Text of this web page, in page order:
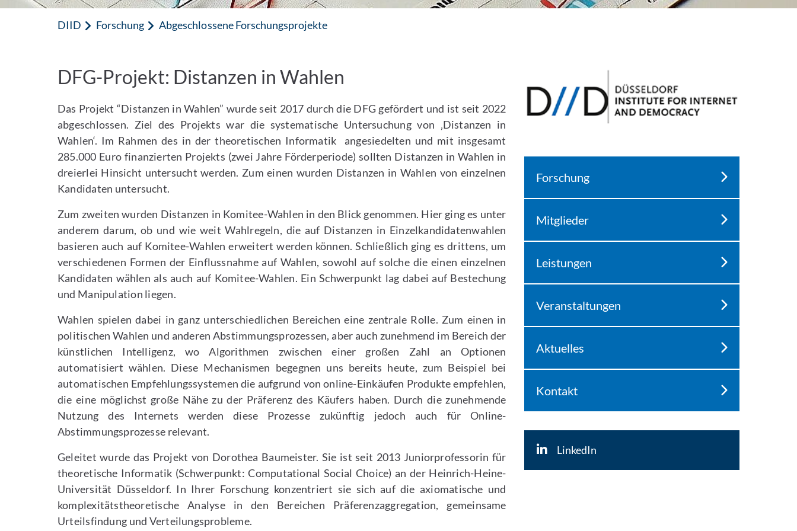
DIID Forschung Abgeschlossene Forschungsprojekte
DFG-Projekt: Distanzen in Wahlen
Das Projekt “Distanzen in Wahlen” wurde seit 2017 durch die DFG gefördert und ist seit 2022
abgeschlossen. Ziel des Projekts war die systematische Untersuchung von ‚Distanzen in
Wahlen‘. Im Rahmen des in der theoretischen Informatik angesiedelten und mit insgesamt
285.000 Euro finanzierten Projekts (zwei Jahre Förderperiode) sollten Distanzen in Wahlen in
dreierlei Hinsicht untersucht werden. Zum einen wurden Distanzen in Wahlen von einzelnen
Kandidaten untersucht.
Zum zweiten wurden Distanzen in Komitee-Wahlen in den Blick genommen. Hier ging es unter
anderem darum, ob und wie weit Wahlregeln, die auf Distanzen in Einzelkandidatenwahlen
basieren auch auf Komitee-Wahlen erweitert werden können. Schließlich ging es drittens, um
verschiedenen Formen der Einflussnahme auf Wahlen, sowohl auf solche die einen einzelnen
Kandidaten wählen als auch auf Komitee-Wahlen. Ein Schwerpunkt lag dabei auf Bestechung
und Manipulation liegen.
Wahlen spielen dabei in ganz unterschiedlichen Bereichen eine zentrale Rolle. Zum einen in
politischen Wahlen und anderen Abstimmungsprozessen, aber auch zunehmend im Bereich der
künstlichen Intelligenz, wo Algorithmen zwischen einer großen Zahl an Optionen
automatisiert wählen. Diese Mechanismen begegnen uns bereits heute, zum Beispiel bei
automatischen Empfehlungssystemen die aufgrund von online-Einkäufen Produkte empfehlen,
die eine möglichst große Nähe zu der Präferenz des Käufers haben. Durch die zunehmende
Nutzung des Internets werden diese Prozesse zukünftig jedoch auch für Online-
Abstimmungsprozesse relevant.
Geleitet wurde das Projekt von Dorothea Baumeister. Sie ist seit 2013 Juniorprofessorin für
theoretische Informatik (Schwerpunkt: Computational Social Choice) an der Heinrich-Heine-
Universität Düsseldorf. In Ihrer Forschung konzentriert sie sich auf die axiomatische und
komplexitätstheoretische Analyse in den Bereichen Präferenzaggregation, gemeinsame
Urteilsfindung und Verteilungsprobleme.
Forschung
Mitglieder
Leistungen
Veranstaltungen
Aktuelles
Kontakt
LinkedIn